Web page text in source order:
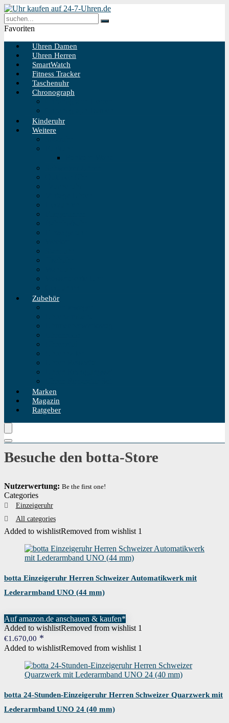
Favoriten
Uhren Damen
Uhren Herren
SmartWatch
Fitness Tracker
Taschenuhr
Chronograph
Kinderuhr
Weitere
Zubehör
Marken
Magazin
Ratgeber
Besuche den botta-Store
Nutzerwertung: Be the first one!
Categories
Einzeigeruhr
All categories
Added to wishlistRemoved from wishlist 1
botta Einzeigeruhr Herren Schweizer Automatikwerk mit
Lederarmband UNO (44 mm)
Auf amazon.de anschauen & kaufen*
Added to wishlistRemoved from wishlist 1
€1.670,00
Added to wishlistRemoved from wishlist 1
botta 24-Stunden-Einzeigeruhr Herren Schweizer Quarzwerk mit
Lederarmband UNO 24 (40 mm)